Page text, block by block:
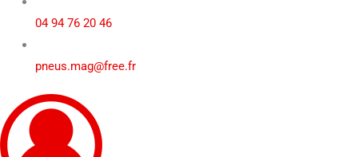
04 94 76 20 46
pneus.mag@free.fr